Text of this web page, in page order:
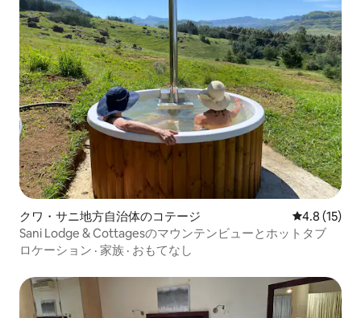
クワ・サニ地方自治体のコテージ レビュー15
4.8 (15)
Sani Lodge & Cottagesのマウンテンビューとホットタブ
ロケーション · 家族 · おもてなし